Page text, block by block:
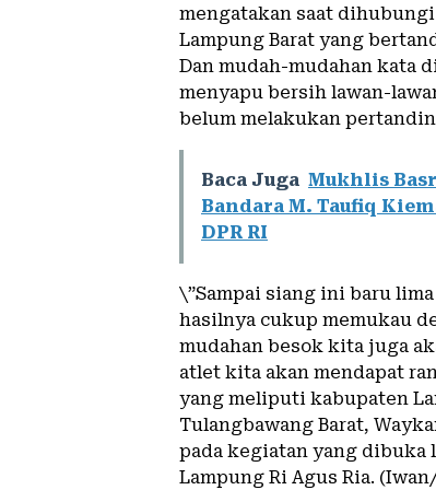
mengatakan saat
Lampung Barat yang
Dan mudah-mudahan kata
menyapu bersih lawan-
belum melakukan
Baca Juga Mukhlis
Bandara M. Taufiq
DPR RI
\”Sampai siang ini baru
hasilnya cukup memukau
mudahan besok kita juga
atlet kita akan mendapat
yang meliputi kabupaten
Tulangbawang Barat,
pada kegiatan yang dibuka
Lampung Ri Agus Ria.